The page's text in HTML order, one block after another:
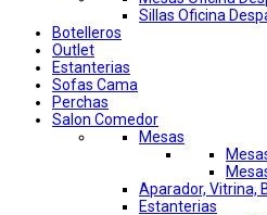
Sillas Oficina
Botelleros
Outlet
Estanterias
Sofas Cama
Perchas
Salon Comedor
Mesas
Aparador, Vitrina,
Estanterias